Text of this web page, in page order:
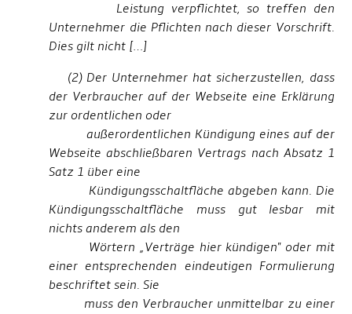
Leistung verpflichtet, so treffen den
Unternehmer die Pflichten nach dieser Vorschrift.
Dies gilt nicht […]
(2) Der Unternehmer hat sicherzustellen, dass
der Verbraucher auf der Webseite eine Erklärung
zur ordentlichen oder
außerordentlichen Kündigung eines auf der
Webseite abschließbaren Vertrags nach Absatz 1
Satz 1 über eine
Kündigungsschaltfläche abgeben kann. Die
Kündigungsschaltfläche muss gut lesbar mit
nichts anderem als den
Wörtern „Verträge hier kündigen" oder mit
einer entsprechenden eindeutigen Formulierung
beschriftet sein. Sie
muss den Verbraucher unmittelbar zu einer